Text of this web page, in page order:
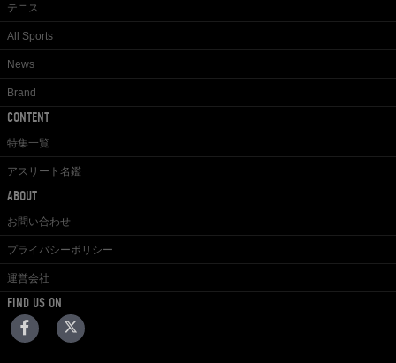
テニス
All Sports
News
Brand
CONTENT
特集一覧
アスリート名鑑
ABOUT
お問い合わせ
プライバシーポリシー
運営会社
FIND US ON